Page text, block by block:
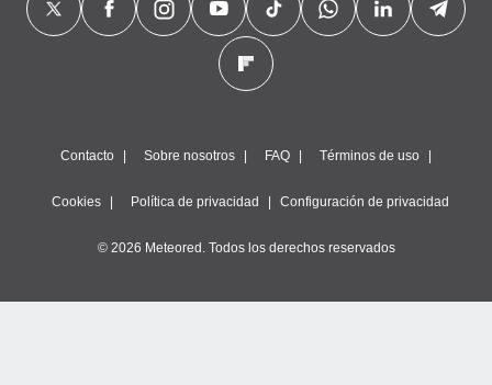
Contacto Sobre nosotros FAQ Términos de uso
Cookies Política de privacidad Configuración de privacidad
© 2026 Meteored. Todos los derechos reservados